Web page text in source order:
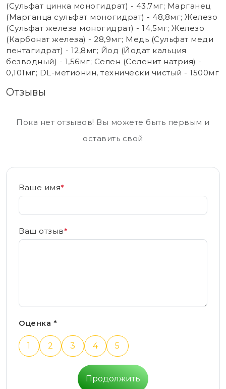
(Сульфат цинка моногидрат) - 43,7мг; Марганец
(Марганца сульфат моногидрат) - 48,8мг; Железо
(Сульфат железа моногидрат) - 14,5мг; Железо
(Карбонат железа) - 28,9мг; Медь (Сульфат меди
пентагидрат) - 12,8мг; Йод (Йодат кальция
безводный) - 1,56мг; Селен (Селенит натрия) -
0,101мг; DL-метионин, технически чистый - 1500мг
Отзывы
Пока нет отзывов! Вы можете быть первым и
оставить свой
Ваше имя*
Ваш отзыв*
Оценка *
1 2 3 4 5
Продолжить